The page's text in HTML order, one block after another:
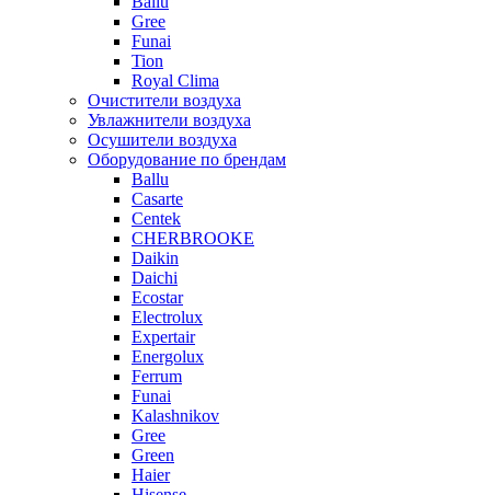
Gree
Funai
Tion
Royal Clima
Очистители воздуха
Увлажнители воздуха
Осушители воздуха
Оборудование по брендам
Ballu
Casarte
Centek
CHERBROOKE
Daikin
Daichi
Ecostar
Electrolux
Expertair
Energolux
Ferrum
Funai
Kalashnikov
Gree
Grеen
Haier